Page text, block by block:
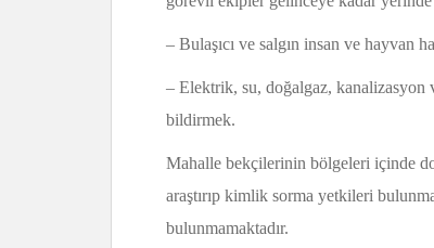
– Bulaşıcı ve salgın insan ve hayvan
– Elektrik, su, doğalgaz, kanalizasyon
bildirmek.
Mahalle bekçilerinin bölgeleri içinde
araştırıp kimlik sorma yetkileri
bulunmamaktadır.